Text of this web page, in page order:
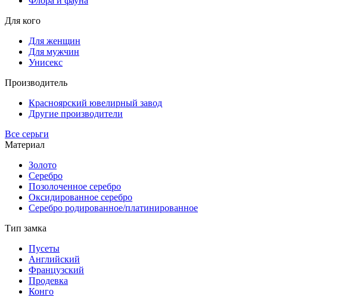
Для кого
Для женщин
Для мужчин
Унисекс
Производитель
Красноярский ювелирный завод
Другие производители
Все серьги
Материал
Золото
Серебро
Позолоченное серебро
Оксидированное серебро
Серебро родированное/платинированное
Тип замка
Пусеты
Английский
Французский
Продевка
Конго